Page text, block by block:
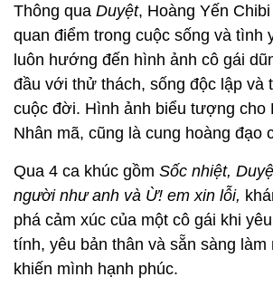
Thông qua Duyệt, Hoàng Yến
quan điểm trong cuộc sống và tình
luôn hướng đến hình ảnh cô gái
đầu với thử thách, sống độc lập và
cuộc đời. Hình ảnh biểu tượng cho
Nhân mã, cũng là cung hoàng đạo
Qua 4 ca khúc gồm Sốc nhiệt,
người như anh và Ừ! em xin lỗi,
phá cảm xúc của một cô gái khi
tính, yêu bản thân và sẵn sàng làm
khiến mình hạnh phúc.